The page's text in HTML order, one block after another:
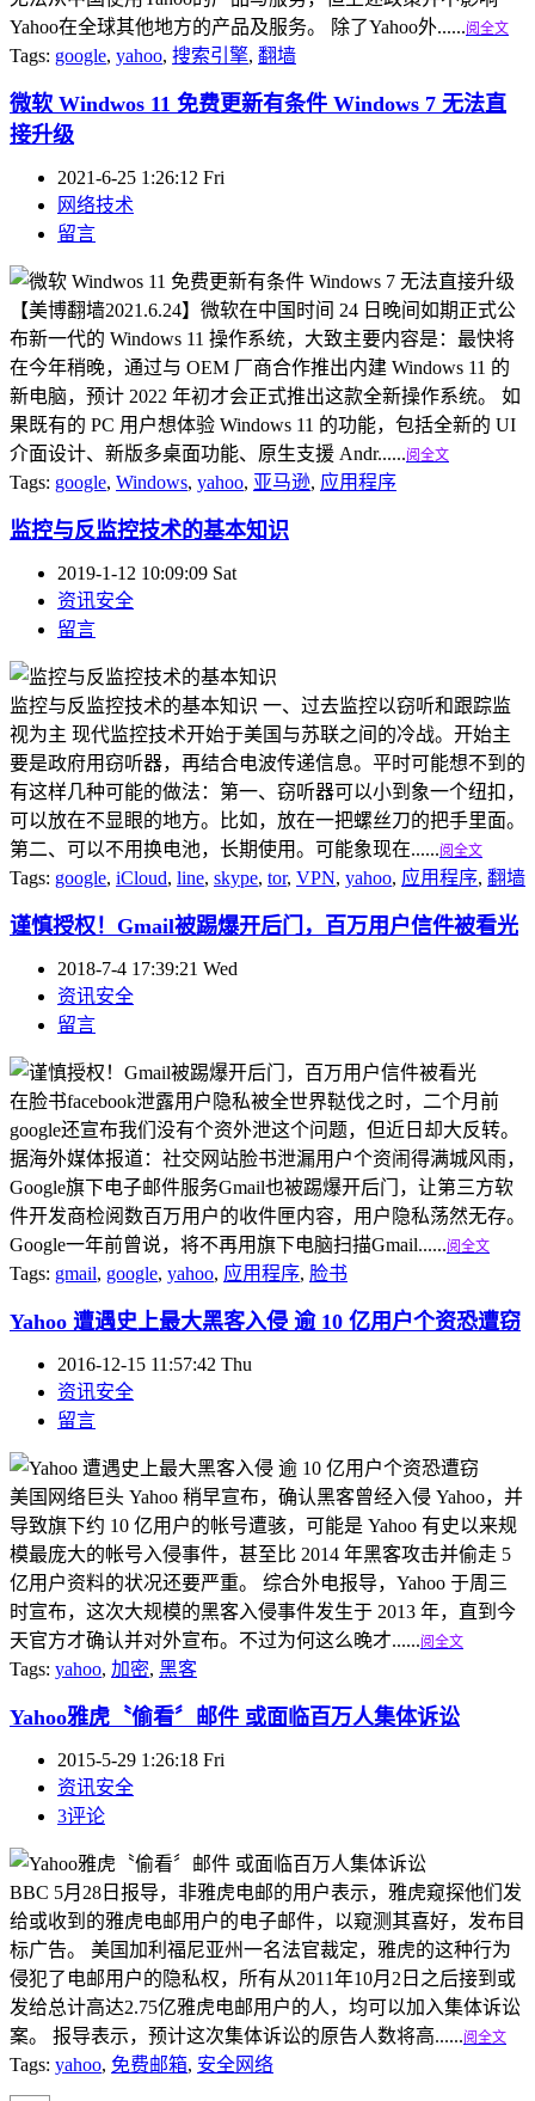
Yahoo在全球其他地方的产品及服务。 除了Yahoo外......阅全文
Tags: google, yahoo, 搜索引擎, 翻墙
微软 Windwos 11 免费更新有条件 Windows 7 无法直
接升级
2021-6-25 1:26:12 Fri
网络技术
留言
【美博翻墙2021.6.24】微软在中国时间 24 日晚间如期正式公
布新一代的 Windows 11 操作系统，大致主要内容是：最快将
在今年稍晚，通过与 OEM 厂商合作推出内建 Windows 11 的
新电脑，预计 2022 年初才会正式推出这款全新操作系统。 如
果既有的 PC 用户想体验 Windows 11 的功能，包括全新的 UI
介面设计、新版多桌面功能、原生支援 Andr......阅全文
Tags: google, Windows, yahoo, 亚马逊, 应用程序
监控与反监控技术的基本知识
2019-1-12 10:09:09 Sat
资讯安全
留言
监控与反监控技术的基本知识 一、过去监控以窃听和跟踪监
视为主 现代监控技术开始于美国与苏联之间的冷战。开始主
要是政府用窃听器，再结合电波传递信息。平时可能想不到的
有这样几种可能的做法：第一、窃听器可以小到象一个纽扣，
可以放在不显眼的地方。比如，放在一把螺丝刀的把手里面。
第二、可以不用换电池，长期使用。可能象现在......阅全文
Tags: google, iCloud, line, skype, tor, VPN, yahoo, 应用程序, 翻墙
谨慎授权！Gmail被踢爆开后门，百万用户信件被看光
2018-7-4 17:39:21 Wed
资讯安全
留言
在脸书facebook泄露用户隐私被全世界鞑伐之时，二个月前
google还宣布我们没有个资外泄这个问题，但近日却大反转。
据海外媒体报道：社交网站脸书泄漏用户个资闹得满城风雨，
Google旗下电子邮件服务Gmail也被踢爆开后门，让第三方软
件开发商检阅数百万用户的收件匣内容，用户隐私荡然无存。
Google一年前曾说，将不再用旗下电脑扫描Gmail......阅全文
Tags: gmail, google, yahoo, 应用程序, 脸书
Yahoo 遭遇史上最大黑客入侵 逾 10 亿用户个资恐遭窃
2016-12-15 11:57:42 Thu
资讯安全
留言
美国网络巨头 Yahoo 稍早宣布，确认黑客曾经入侵 Yahoo，并
导致旗下约 10 亿用户的帐号遭骇，可能是 Yahoo 有史以来规
模最庞大的帐号入侵事件，甚至比 2014 年黑客攻击并偷走 5
亿用户资料的状况还要严重。 综合外电报导，Yahoo 于周三
时宣布，这次大规模的黑客入侵事件发生于 2013 年，直到今
天官方才确认并对外宣布。不过为何这么晚才......阅全文
Tags: yahoo, 加密, 黑客
Yahoo雅虎〝偷看〞邮件 或面临百万人集体诉讼
2015-5-29 1:26:18 Fri
资讯安全
3评论
BBC 5月28日报导，非雅虎电邮的用户表示，雅虎窥探他们发
给或收到的雅虎电邮用户的电子邮件，以窥测其喜好，发布目
标广告。 美国加利福尼亚州一名法官裁定，雅虎的这种行为
侵犯了电邮用户的隐私权，所有从2011年10月2日之后接到或
发给总计高达2.75亿雅虎电邮用户的人，均可以加入集体诉讼
案。 报导表示，预计这次集体诉讼的原告人数将高......阅全文
Tags: yahoo, 免费邮箱, 安全网络